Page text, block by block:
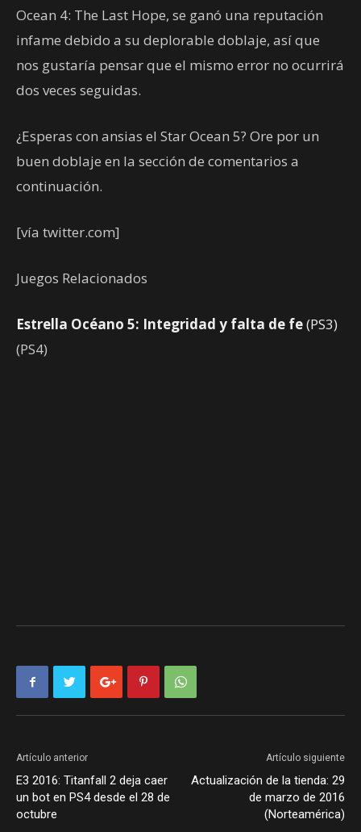
Ocean 4: The Last Hope, se ganó una reputación
infame debido a su deplorable doblaje, así que
nos gustaría pensar que el mismo error no ocurrirá
dos veces seguidas.
¿Esperas con ansias el Star Ocean 5? Ore por un
buen doblaje en la sección de comentarios a
continuación.
[vía twitter.com]
Juegos Relacionados
Estrella Océano 5: Integridad y falta de fe(PS3)
(PS4)
Artículo anterior
E3 2016: Titanfall 2 deja caer
un bot en PS4 desde el 28 de
octubre
Artículo siguiente
Actualización de la tienda: 29
de marzo de 2016
(Norteamérica)